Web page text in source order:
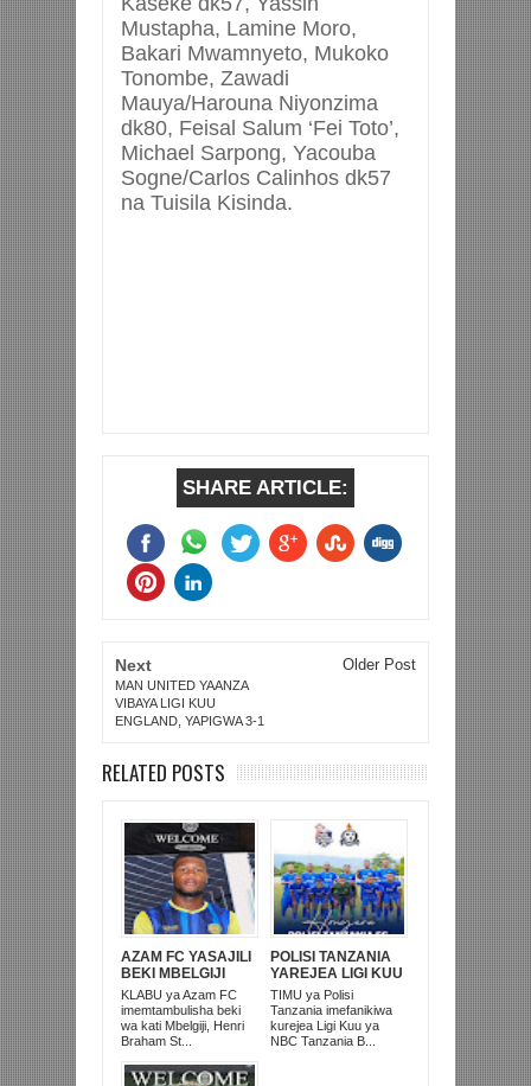
Mustapha, Lamine Moro,
Bakari Mwamnyeto, Mukoko
Tonombe, Zawadi
Mauya/Harouna Niyonzima
dk80, Feisal Salum ‘Fei Toto’,
Michael Sarpong, Yacouba
Sogne/Carlos Calinhos dk57
na Tuisila Kisinda.
SHARE ARTICLE:
Next
MAN UNITED YAANZA
VIBAYA LIGI KUU
ENGLAND, YAPIGWA 3-1
Older Post
RELATED POSTS
AZAM FC YASAJILI
BEKI MBELGIJI
ALIKUWA
ANACHEZA
AFRIKA KUSINI
KLABU ya Azam FC
imemtambulisha beki
wa kati Mbelgiji, Henri
Braham St...
POLISI TANZANIA
YAREJEA LIGI KUU
BAADA YA
KUISHUSHA
TANZANIA
PRISONS
TIMU ya Polisi
Tanzania imefanikiwa
kurejea Ligi Kuu ya
NBC Tanzania B...